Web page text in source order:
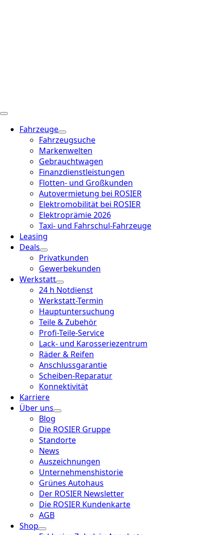
Fahrzeuge
Fahrzeugsuche
Markenwelten
Gebrauchtwagen
Finanzdienstleistungen
Flotten- und Großkunden
Autovermietung bei ROSIER
Elektromobilität bei ROSIER
Elektroprämie 2026
Taxi- und Fahrschul-Fahrzeuge
Leasing
Deals
Privatkunden
Gewerbekunden
Werkstatt
24 h Notdienst
Werkstatt-Termin
Hauptuntersuchung
Teile & Zubehör
Profi-Teile-Service
Lack- und Karosseriezentrum
Räder & Reifen
Anschlussgarantie
Scheiben-Reparatur
Konnektivität
Karriere
Über uns
Blog
Die ROSIER Gruppe
Standorte
News
Auszeichnungen
Unternehmenshistorie
Grünes Autohaus
Der ROSIER Newsletter
Die ROSIER Kundenkarte
AGB
Shop